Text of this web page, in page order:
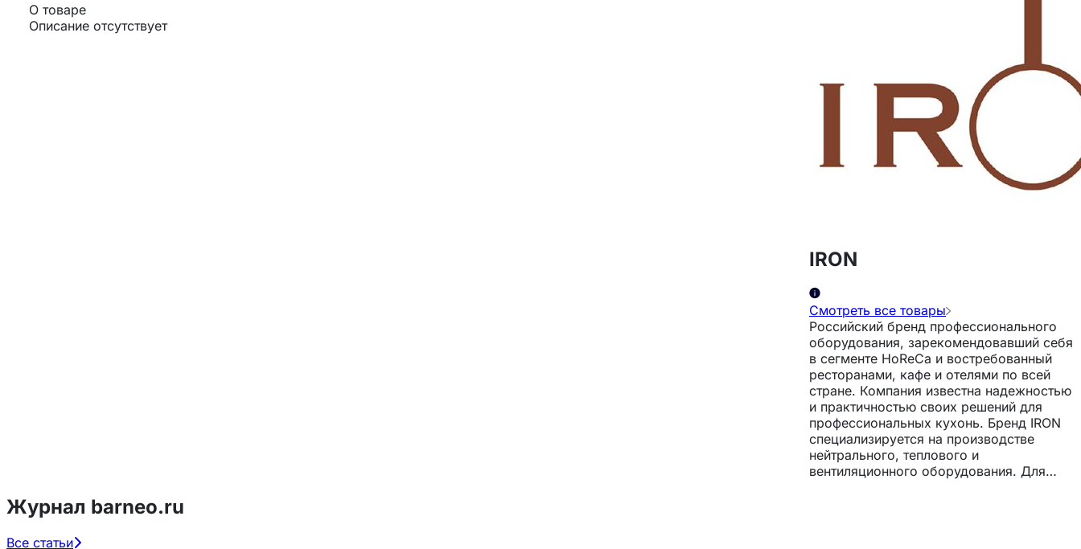
О товаре
Описание отсутствует
IRON
Смотреть все товары
Российский бренд профессионального
оборудования, зарекомендовавший себя
в сегменте HoReCa и востребованный
ресторанами, кафе и отелями по всей
стране. Компания известна надежностью
и практичностью своих решений для
профессиональных кухонь. Бренд IRON
специализируется на производстве
нейтрального, теплового и
вентиляционного оборудования. Для
Журнал barneo.ru
Все статьи